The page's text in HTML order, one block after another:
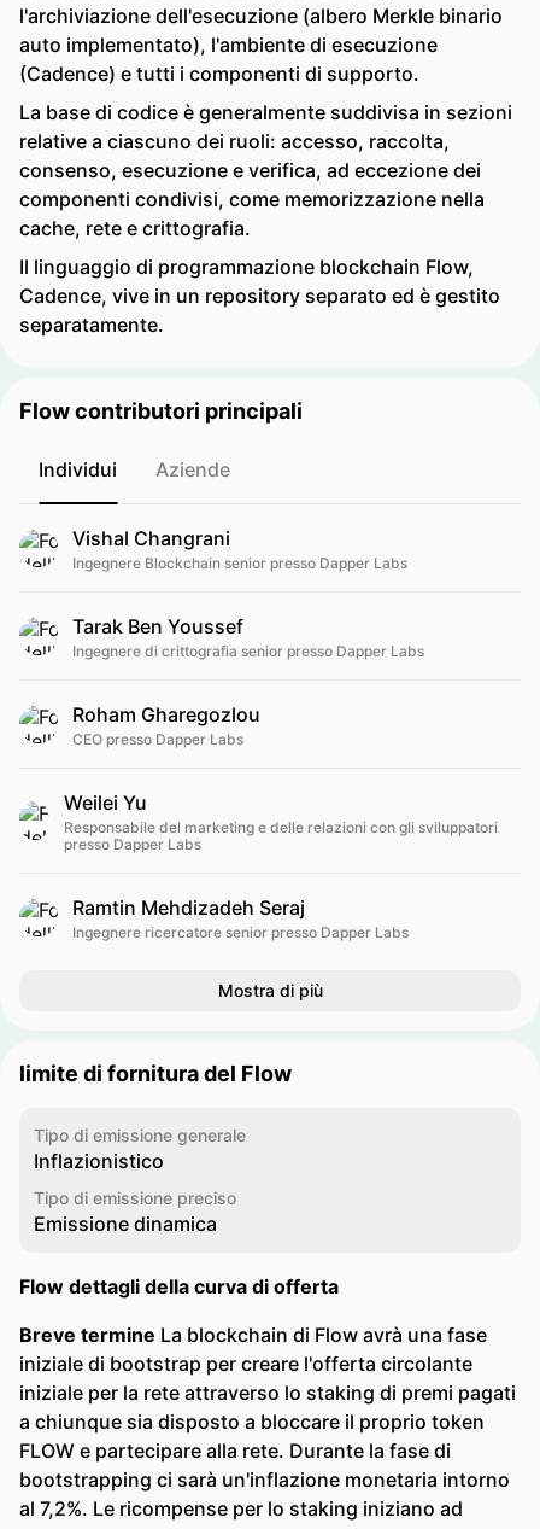
l'archiviazione dell'esecuzione (albero Merkle binario
auto implementato), l'ambiente di esecuzione
(Cadence) e tutti i componenti di supporto.
La base di codice è generalmente suddivisa in sezioni
relative a ciascuno dei ruoli: accesso, raccolta,
consenso, esecuzione e verifica, ad eccezione dei
componenti condivisi, come memorizzazione nella
cache, rete e crittografia.
Il linguaggio di programmazione blockchain Flow,
Cadence, vive in un repository separato ed è gestito
separatamente.
Flow contributori principali
Individui Aziende
Vishal Changrani
Ingegnere Blockchain senior presso Dapper Labs
Tarak Ben Youssef
Ingegnere di crittografia senior presso Dapper Labs
Roham Gharegozlou
CEO presso Dapper Labs
Weilei Yu
Responsabile del marketing e delle relazioni con gli sviluppatori
presso Dapper Labs
Ramtin Mehdizadeh Seraj
Ingegnere ricercatore senior presso Dapper Labs
Mostra di più
limite di fornitura del Flow
Tipo di emissione generale
Inflazionistico
Tipo di emissione preciso
Emissione dinamica
Flow dettagli della curva di offerta
Breve termine La blockchain di Flow avrà una fase
iniziale di bootstrap per creare l'offerta circolante
iniziale per la rete attraverso lo staking di premi pagati
a chiunque sia disposto a bloccare il proprio token
FLOW e partecipare alla rete. Durante la fase di
bootstrapping ci sarà un'inflazione monetaria intorno
al 7,2%. Le ricompense per lo staking iniziano ad